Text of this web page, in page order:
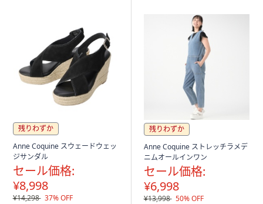
残りわずか
Anne Coquine スウェードウェッ
ジサンダル
セール価格:
¥8,998
¥14,298 37% OFF
残りわずか
Anne Coquine ストレッチラメデ
ニムオールインワン
セール価格:
¥6,998
¥13,998 50% OFF